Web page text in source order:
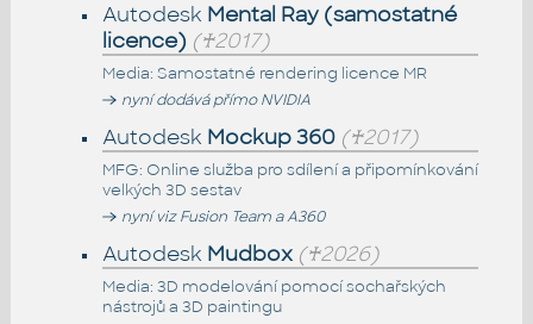
Autodesk Mental Ray (samostatné
licence) (♰2017)
Media: Samostatné rendering licence MR
nyní dodává přímo NVIDIA
Autodesk Mockup 360 (♰2017)
MFG: Online služba pro sdílení a připomínkování
velkých 3D sestav
nyní viz Fusion Team a A360
Autodesk Mudbox (♰2026)
Media: 3D modelování pomocí sochařských
nástrojů a 3D paintingu